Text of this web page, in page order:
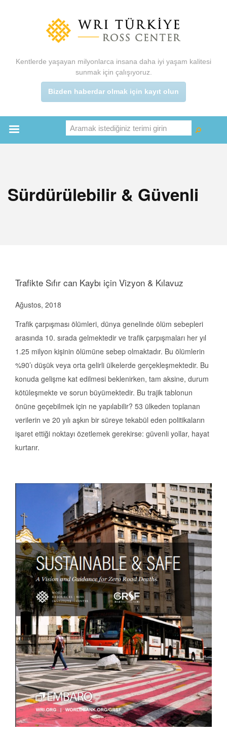
Kentlerde yaşayan milyonlarca insana daha iyi yaşam kalitesi
sunmak için çalışıyoruz.
Bizden haberdar olmak için kayıt olun
Ara
Ara
Sürdürülebilir & Güvenli
Trafikte Sıfır can Kaybı için Vizyon & Kılavuz
Ağustos, 2018
Trafik çarpışması ölümleri, dünya genelinde ölüm sebepleri
arasında 10. sırada gelmektedir ve trafik çarpışmaları her yıl
1.25 milyon kişinin ölümüne sebep olmaktadır. Bu ölümlerin
%90’ı düşük veya orta gelirli ülkelerde gerçekleşmektedir. Bu
konuda gelişme kat edilmesi beklenirken, tam aksine, durum
kötüleşmekte ve sorun büyümektedir. Bu trajik tablonun
önüne geçebilmek için ne yapılabilir? 53 ülkeden toplanan
verilerin ve 20 yılı aşkın bir süreye tekabül eden politikaların
işaret ettiği noktayı özetlemek gerekirse: güvenli yollar, hayat
kurtarır.